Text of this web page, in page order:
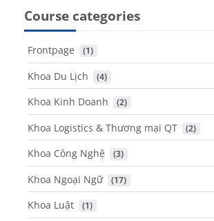
Course categories
Frontpage (1)
Khoa Du Lịch (4)
Khoa Kinh Doanh (2)
Khoa Logistics & Thương mại QT (2)
Khoa Công Nghệ (3)
Khoa Ngoại Ngữ (17)
Khoa Luật (1)